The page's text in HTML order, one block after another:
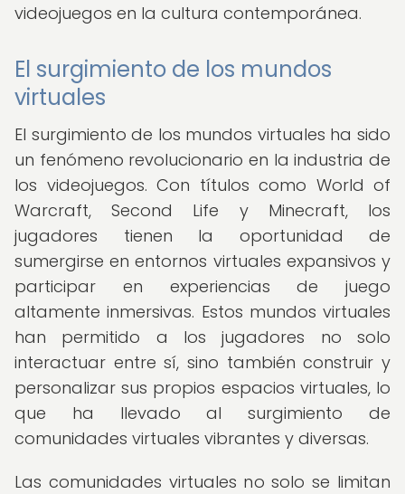
videojuegos en la cultura contemporánea.
El surgimiento de los mundos
virtuales
El surgimiento de los mundos virtuales ha sido
un fenómeno revolucionario en la industria de
los videojuegos. Con títulos como World of
Warcraft, Second Life y Minecraft, los
jugadores tienen la oportunidad de
sumergirse en entornos virtuales expansivos y
participar en experiencias de juego
altamente inmersivas. Estos mundos virtuales
han permitido a los jugadores no solo
interactuar entre sí, sino también construir y
personalizar sus propios espacios virtuales, lo
que ha llevado al surgimiento de
comunidades virtuales vibrantes y diversas.
Las comunidades virtuales no solo se limitan